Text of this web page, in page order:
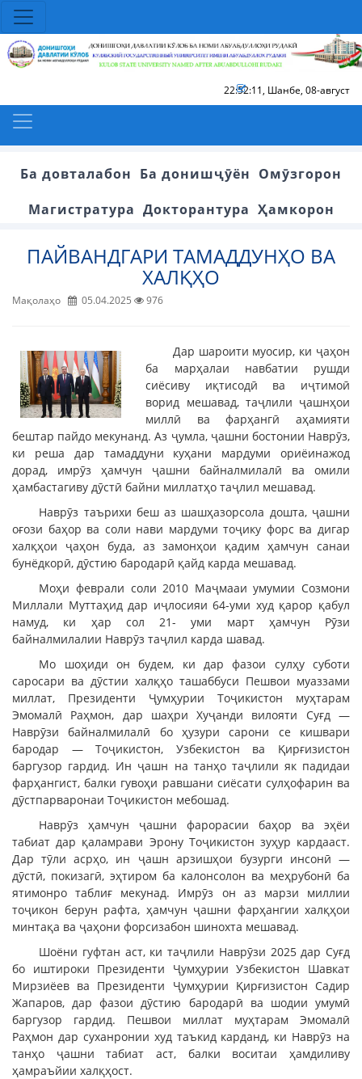
22:52:12, Шанбе, 08-август
Ба довталабон Ба донишҷӯён Омӯзгорон
Магистратура Докторантура Ҳамкорон
ПАЙВАНДГАРИ ТАМАДДУНҲО ВА
ХАЛҚҲО
Мақолаҳо 05.04.2025 976
Дар шароити муосир, ки ҷаҳон
ба марҳалаи навбатии рушди
сиёсиву иқтисодӣ ва иҷтимоӣ
ворид мешавад, таҷлили ҷашнҳои
миллӣ ва фарҳангӣ аҳамияти
бештар пайдо мекунанд. Аз ҷумла, ҷашни бостонии Наврӯз,
ки реша дар тамаддуни куҳани мардуми ориёинажод
дорад, имрӯз ҳамчун ҷашни байналмилалӣ ва омили
ҳамбастагиву дӯстӣ байни миллатҳо таҷлил мешавад.
Наврӯз таърихи беш аз шашҳазорсола дошта, ҷашни
оғози баҳор ва соли нави мардуми тоҷику форс ва дигар
халқҳои ҷаҳон буда, аз замонҳои қадим ҳамчун санаи
бунёдкорӣ, дӯстию бародарӣ қайд карда мешавад.
Моҳи феврали соли 2010 Маҷмааи умумии Созмони
Миллали Муттаҳид дар иҷлосияи 64-уми худ қарор қабул
намуд, ки ҳар сол 21- уми март ҳамчун Рӯзи
байналмилалии Наврӯз таҷлил карда шавад.
Мо шоҳиди он будем, ки дар фазои сулҳу суботи
саросари ва дӯстии халқҳо ташаббуси Пешвои муаззами
миллат, Президенти Ҷумҳурии Тоҷикистон муҳтарам
Эмомалӣ Раҳмон, дар шаҳри Хуҷанди вилояти Суғд —
Наврӯзи байналмилалӣ бо ҳузури сарони се кишвари
бародар — Тоҷикистон, Узбекистон ва Қирғизистон
баргузор гардид. Ин ҷашн на танҳо таҷлили як падидаи
фарҳангист, балки гувоҳи равшани сиёсати сулҳофарин ва
дӯстпарваронаи Тоҷикистон мебошад.
Наврӯз ҳамчун ҷашни фарорасии баҳор ва эҳёи
табиат дар қаламрави Эрону Тоҷикистон зуҳур кардааст.
Дар тӯли асрҳо, ин ҷашн арзишҳои бузурги инсонӣ —
дӯстӣ, покизагӣ, эҳтиром ба калонсолон ва меҳрубонӣ ба
ятимонро таблиғ мекунад. Имрӯз он аз марзи миллии
тоҷикон берун рафта, ҳамчун ҷашни фарҳангии халқҳои
минтақа ва ҷаҳони форсизабон шинохта мешавад.
Шоёни гуфтан аст, ки таҷлили Наврӯзи 2025 дар Суғд
бо иштироки Президенти Ҷумҳурии Узбекистон Шавкат
Мирзиёев ва Президенти Ҷумҳурии Қирғизистон Садир
Жапаров, дар фазои дӯстию бародарӣ ва шодии умумӣ
баргузор гардид. Пешвои миллат муҳтарам Эмомалӣ
Раҳмон дар суханронии худ таъкид карданд, ки Наврӯз на
танҳо ҷашни табиат аст, балки воситаи ҳамдиливу
ҳамраъйии халқҳост.